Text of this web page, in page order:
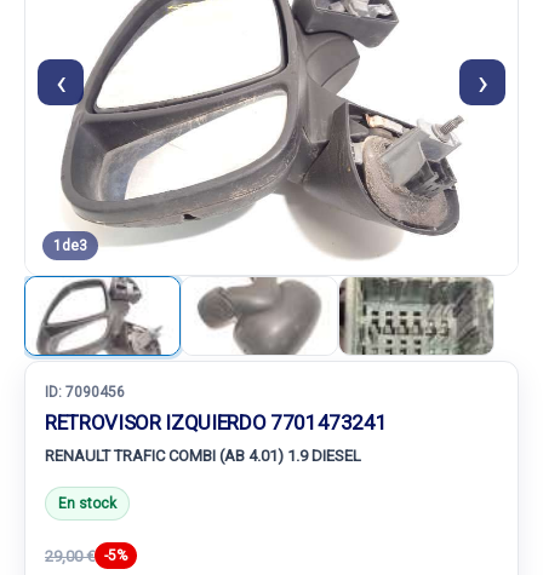
‹ ›
1 de3
ID: 7090456
RETROVISOR IZQUIERDO 7701473241
RENAULT TRAFIC COMBI (AB 4.01) 1.9 DIESEL
En stock
29,00 € -5%